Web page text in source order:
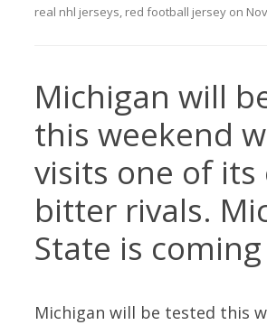
real nhl jerseys, red football jersey on
Michigan will
this weekend
visits one of its
bitter rivals.
State is
Michigan will be tested this